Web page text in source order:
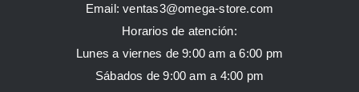
Email: ventas3@omega-store.com
Horarios de atención:
Lunes a viernes de 9:00 am a 6:00 pm
Sábados de 9:00 am a 4:00 pm